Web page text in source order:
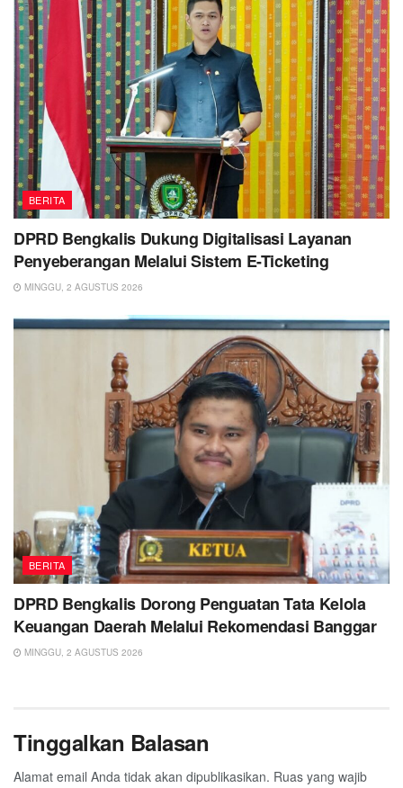
BERITA
DPRD Bengkalis Dukung Digitalisasi Layanan
Penyeberangan Melalui Sistem E-Ticketing
MINGGU, 2 AGUSTUS 2026
BERITA
DPRD Bengkalis Dorong Penguatan Tata Kelola
Keuangan Daerah Melalui Rekomendasi Banggar
MINGGU, 2 AGUSTUS 2026
Tinggalkan Balasan
Alamat email Anda tidak akan dipublikasikan. Ruas yang wajib